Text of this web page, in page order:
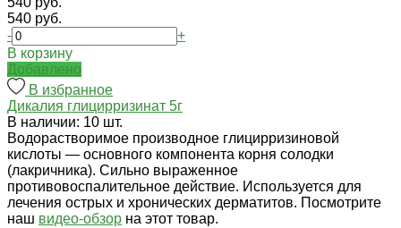
540 руб.
-
+
В корзину
Добавлено
В избранное
Дикалия глицирризинат 5г
В наличии: 10 шт.
Водорастворимое производное глицирризиновой
кислоты — основного компонента корня солодки
(лакричника). Сильно выраженное
противовоспалительное действие. Используется для
лечения острых и хронических дерматитов. Посмотрите
наш видео-обзор на этот товар.